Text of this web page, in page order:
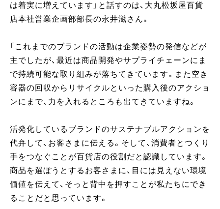
は着実に増えています」と話すのは、大丸松坂屋百貨
店本社営業企画部部長の永井滋さん。
「これまでのブランドの活動は企業姿勢の発信などが
主でしたが、最近は商品開発やサプライチェーンにま
で持続可能な取り組みが落ちてきています。また空き
容器の回収からリサイクルといった購入後のアクショ
ンにまで、力を入れるところも出てきていますね。
活発化しているブランドのサステナブルアクションを
代弁して、お客さまに伝える。そして、消費者とつくり
手をつなぐことが百貨店の役割だと認識しています。
商品を選ぼうとするお客さまに、目には見えない環境
価値を伝えて、そっと背中を押すことが私たちにでき
ることだと思っています。